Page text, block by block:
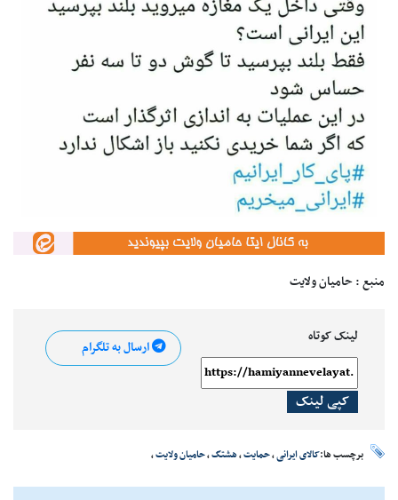
منبع : حامیان ولایت
لینک کوتاه
کپی لینک
ارسال به تلگرام
برچسب ها:کالای ایرانی،حمایت،هشتگ،حامیان ولایت،